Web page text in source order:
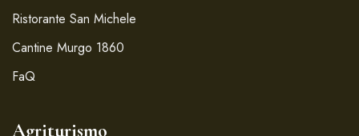
Ristorante San Michele
Cantine Murgo 1860
FaQ
Agriturismo